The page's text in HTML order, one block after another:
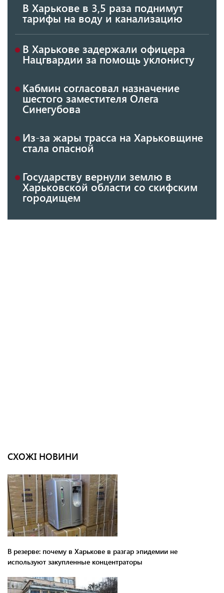
В Харькове в 3,5 раза поднимут
тарифы на воду и канализацию
В Харькове задержали офицера
Нацгвардии за помощь уклонисту
Кабмин согласовал назначение
шестого заместителя Олега
Синегубова
Из-за жары трасса на Харьковщине
стала опасной
Государству вернули землю в
Харьковской области со скифским
городищем
СХОЖІ НОВИНИ
В резерве: почему в Харькове в разгар эпидемии не
используют закупленные концентраторы